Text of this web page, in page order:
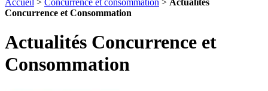
Concurrence et Consommation
Actualités Concurrence et
Consommation